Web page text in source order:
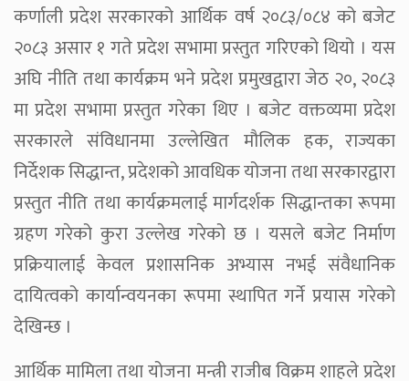
कर्णाली प्रदेश सरकारको आर्थिक वर्ष २०८३/०८४ को बजेट
२०८३ असार १ गते प्रदेश सभामा प्रस्तुत गरिएको थियो । यस
अघि नीति तथा कार्यक्रम भने प्रदेश प्रमुखद्वारा जेठ २०, २०८३
मा प्रदेश सभामा प्रस्तुत गरेका थिए । बजेट वक्तव्यमा प्रदेश
सरकारले संविधानमा उल्लेखित मौलिक हक, राज्यका
निर्देशक सिद्धान्त, प्रदेशको आवधिक योजना तथा सरकारद्वारा
प्रस्तुत नीति तथा कार्यक्रमलाई मार्गदर्शक सिद्धान्तका रूपमा
ग्रहण गरेको कुरा उल्लेख गरेको छ । यसले बजेट निर्माण
प्रक्रियालाई केवल प्रशासनिक अभ्यास नभई संवैधानिक
दायित्वको कार्यान्वयनका रूपमा स्थापित गर्ने प्रयास गरेको
देखिन्छ ।
आर्थिक मामिला तथा योजना मन्त्री राजीब विक्रम शाहले प्रदेश